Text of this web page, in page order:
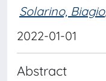
Solarino, Biagio
2022-01-01
Abstract